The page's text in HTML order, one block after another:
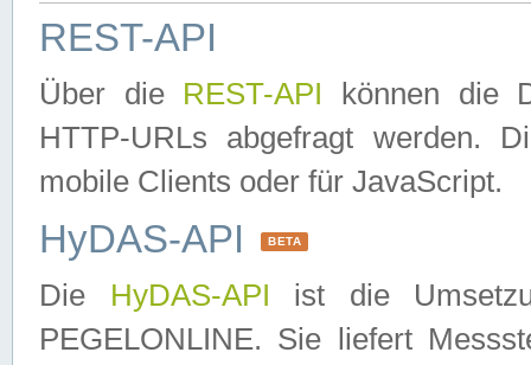
REST-API
Über die REST-API können die
HTTP-URLs abgefragt werden.
mobile Clients oder für JavaScript.
HyDAS-API BETA
Die HyDAS-API ist die
PEGELONLINE. Sie liefert